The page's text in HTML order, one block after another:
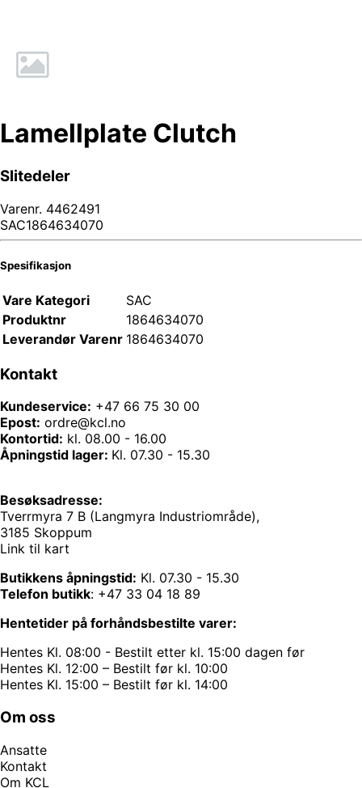
Lamellplate Clutch
Slitedeler
Varenr. 4462491
SAC1864634070
Spesifikasjon
Vare Kategori
SAC
Produktnr
1864634070
Leverandør Varenr 1864634070
Kontakt
Kundeservice: +47 66 75 30 00
Epost: ordre@kcl.no
Kontortid: kl. 08.00 - 16.00
Åpningstid lager: Kl. 07.30 - 15.30
Besøksadresse:
Tverrmyra 7 B (Langmyra Industriområde),
3185 Skoppum
Link til kart
Butikkens åpningstid: Kl. 07.30 - 15.30
Telefon butikk: +47 33 04 18 89
Hentetider på forhåndsbestilte varer:
Hentes Kl. 08:00 - Bestilt etter kl. 15:00 dagen før
Hentes Kl. 12:00 – Bestilt før kl. 10:00
Hentes Kl. 15:00 – Bestilt før kl. 14:00
Om oss
Ansatte
Kontakt
Om KCL